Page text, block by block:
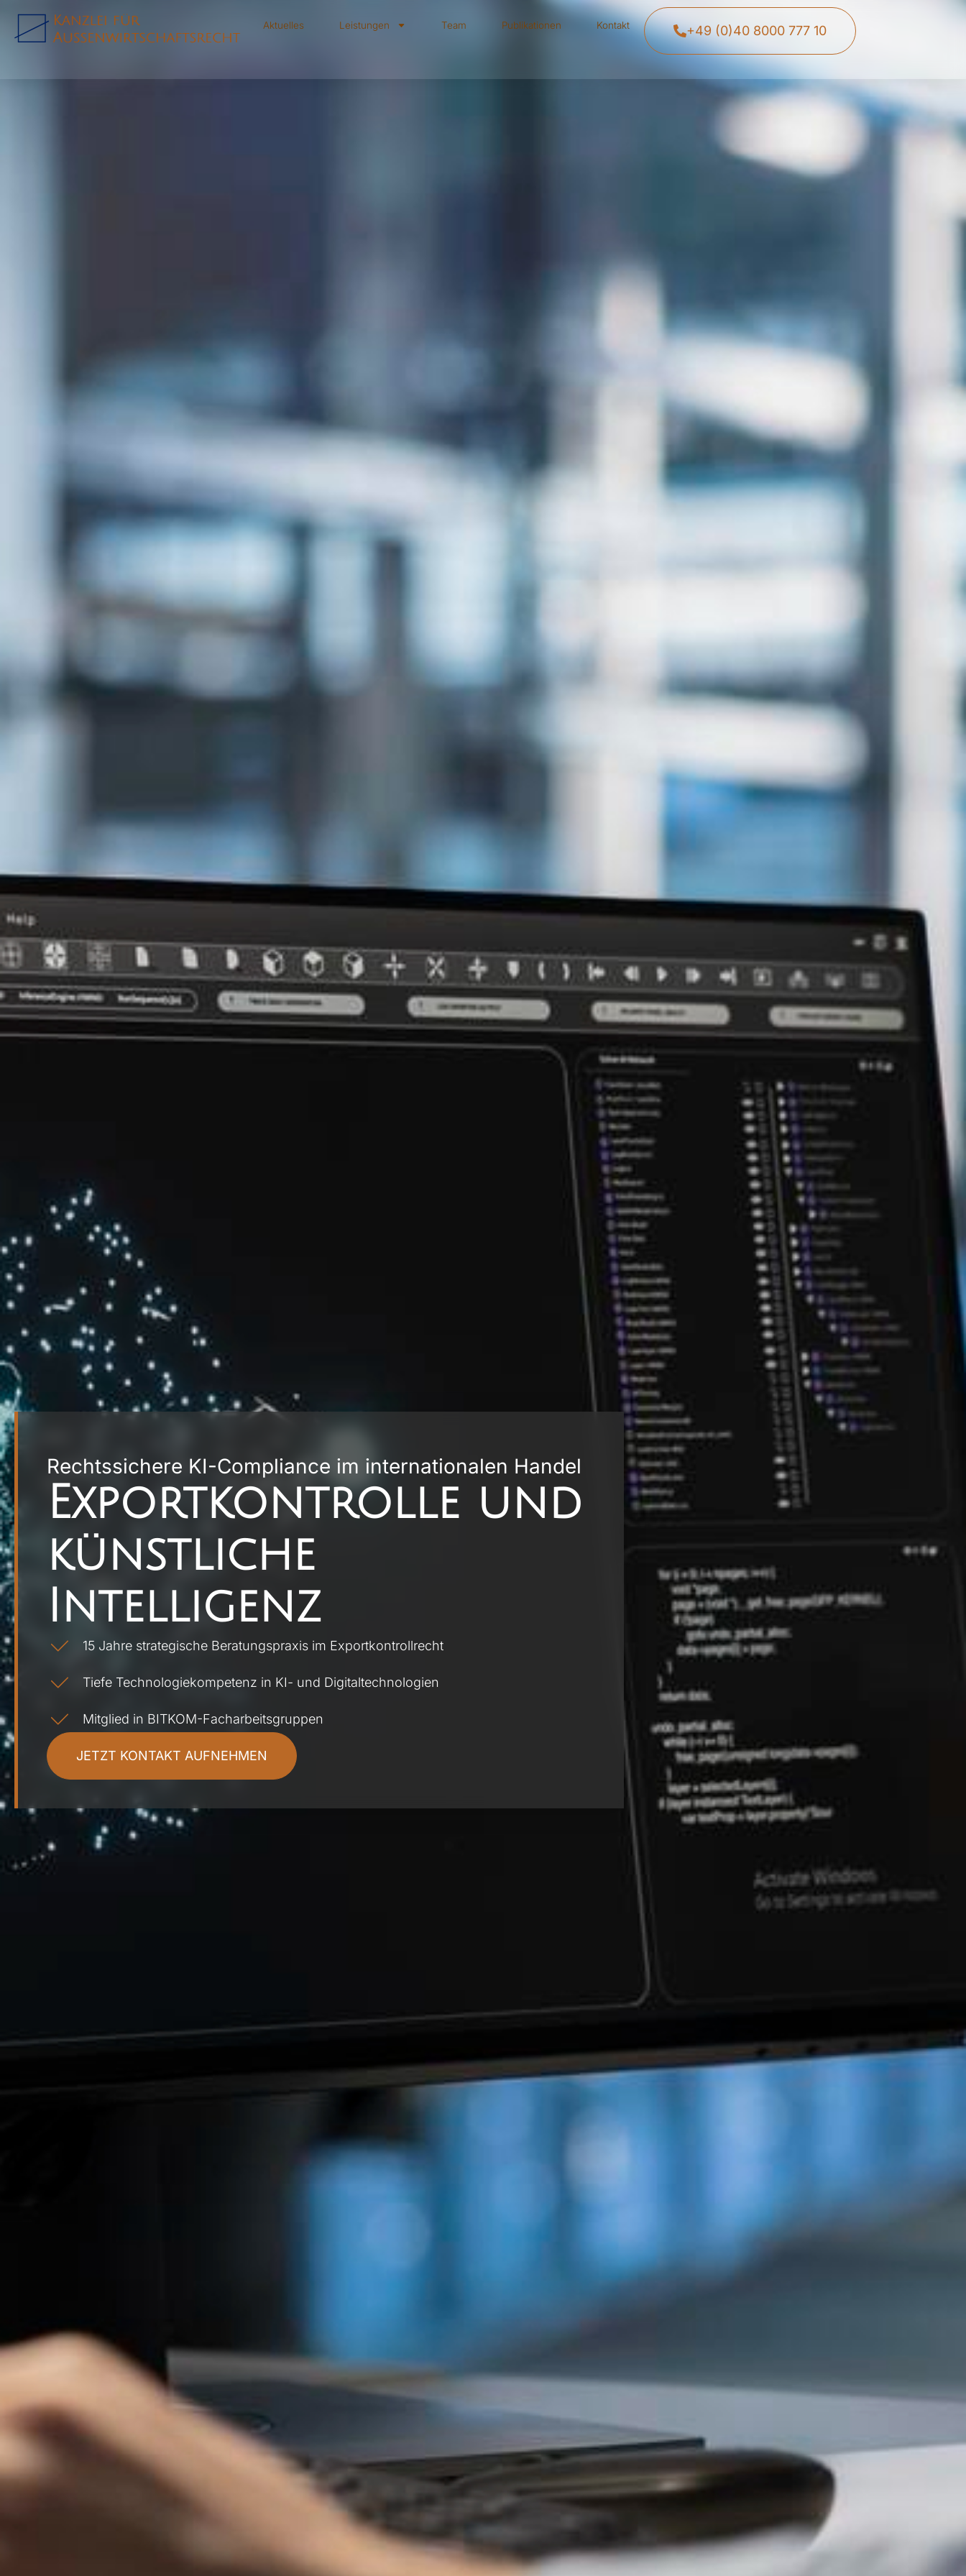
Aktuelles Leistungen Team Publikationen Kontakt +49 (0)40 8000 777 10
Rechtssichere KI-Compliance im internationalen Handel
Export­kontrolle und
künstliche
Intelligenz
15 Jahre strategische Beratungspraxis im Exportkontrollrecht
Tiefe Technologiekompetenz in KI- und Digitaltechnologien
Mitglied in BITKOM-Facharbeitsgruppen
JETZT KONTAKT AUFNEHMEN